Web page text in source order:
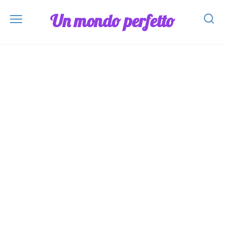
Un mondo perfetto